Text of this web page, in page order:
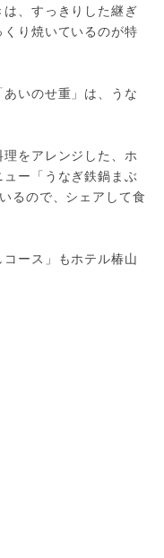
、すっきりした継ぎ
り焼いているのが特
いのせ重」は、うな
をアレンジした、ホ
ー「うなぎ鉄鍋まぶ
るので、シェアして食
ース」もホテル椿山